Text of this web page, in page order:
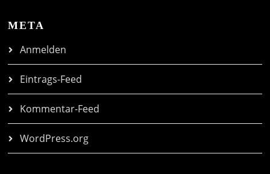
META
Anmelden
Eintrags-Feed
Kommentar-Feed
WordPress.org